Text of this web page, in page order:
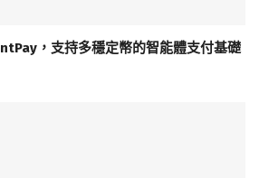
，支持多穩定幣的智能體支付基礎